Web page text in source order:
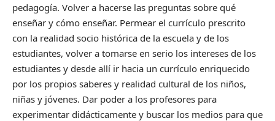
pedagogía. Volver a hacerse las preguntas sobre qué
enseñar y cómo enseñar. Permear el currículo prescrito
con la realidad socio histórica de la escuela y de los
estudiantes, volver a tomarse en serio los intereses de los
estudiantes y desde allí ir hacia un currículo enriquecido
por los propios saberes y realidad cultural de los niños,
niñas y jóvenes. Dar poder a los profesores para
experimentar didácticamente y buscar los medios para que